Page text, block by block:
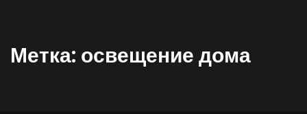
Метка: освещение дома